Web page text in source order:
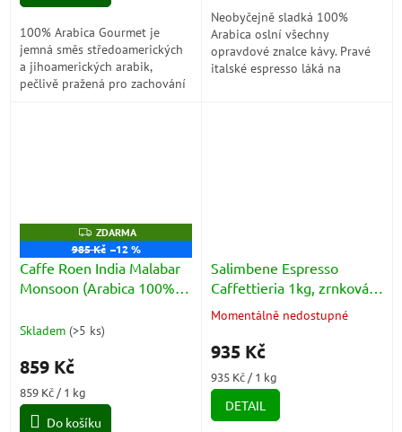
100% Arabica Gourmet je
jemná směs středoamerických
a jihoamerických arabik,
pečlivě pražená pro zachování
Neobyčejně sladká 100%
Arabica oslní všechny
opravdové znalce kávy. Pravé
italské espresso láká na
Z
D
A
R
M
A
ZDARMA
985 Kč –12 %
Caffe Roen India Malabar
Monsoon (Arabica 100%)
Skladem (>5 ks)
859 Kč
Měrná
cena:
859 Kč / 1 kg
Do košíku
Salimbene Espresso
Caffettieria 1kg, zrnková
káva
Průměrné
produktu
5,0
5
Momentálně nedostupné
935 Kč
Měrná
cena:
935 Kč / 1 kg
DETAIL